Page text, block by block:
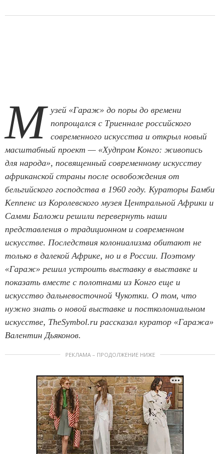
М узей «Гараж» до поры до времени
попрощался с Триеннале российского
современного искусства и открыл новый
масштабный проект — «Худпром Конго: живопись
для народа», посвященный современному искусству
африканской страны после освобождения от
бельгийского господства в 1960 году. Кураторы Бамби
Кеппенс из Королевского музея Центральной Африки и
Самми Баложи решили перевернуть наши
представления о традиционном и современном
искусстве. Последствия колониализма обитают не
только в далекой Африке, но и в России. Поэтому
«Гараж» решил устроить выставку в выставке и
показать вместе с полотнами из Конго еще и
искусство дальневосточной Чукотки. О том, что
нужно знать о новой выставке и постколониальном
искусстве, TheSymbol.ru рассказал куратор «Гаража»
Валентин Дьяконов.
РЕКЛАМА – ПРОДОЛЖЕНИЕ НИЖЕ